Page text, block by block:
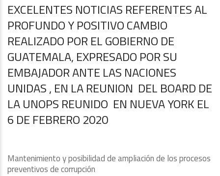
EXCELENTES NOTICIAS REFERENTES AL
PROFUNDO Y POSITIVO CAMBIO
REALIZADO POR EL GOBIERNO DE
GUATEMALA, EXPRESADO POR SU
EMBAJADOR ANTE LAS NACIONES
UNIDAS , EN LA REUNION DEL BOARD DE
LA UNOPS REUNIDO EN NUEVA YORK EL
6 DE FEBRERO 2020
Mantenimiento y posibilidad de ampliación de los procesos
preventivos de corrupción